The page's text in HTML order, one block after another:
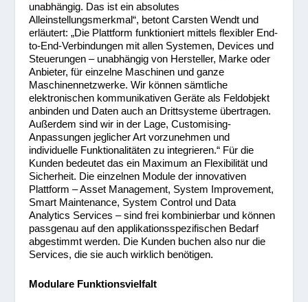
unabhängig. Das ist ein absolutes
Alleinstellungsmerkmal“, betont Carsten Wendt und
erläutert: „Die Plattform funktioniert mittels flexibler End-
to-End-Verbindungen mit allen Systemen, Devices und
Steuerungen – unabhängig von Hersteller, Marke oder
Anbieter, für einzelne Maschinen und ganze
Maschinennetzwerke. Wir können sämtliche
elektronischen kommunikativen Geräte als Feldobjekt
anbinden und Daten auch an Drittsysteme übertragen.
Außerdem sind wir in der Lage, Customising-
Anpassungen jeglicher Art vorzunehmen und
individuelle Funktionalitäten zu integrieren.“ Für die
Kunden bedeutet das ein Maximum an Flexibilität und
Sicherheit. Die einzelnen Module der innovativen
Plattform – Asset Management, System Improvement,
Smart Maintenance, System Control und Data
Analytics Services – sind frei kombinierbar und können
passgenau auf den applikationsspezifischen Bedarf
abgestimmt werden. Die Kunden buchen also nur die
Services, die sie auch wirklich benötigen.
Modulare Funktionsvielfalt